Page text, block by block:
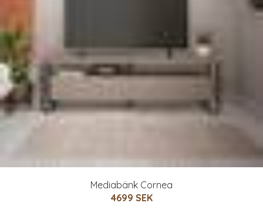
Mediabänk Cornea
4699 SEK